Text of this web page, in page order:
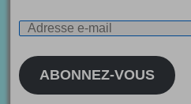
Adresse
mail
ABONNEZ-VOUS